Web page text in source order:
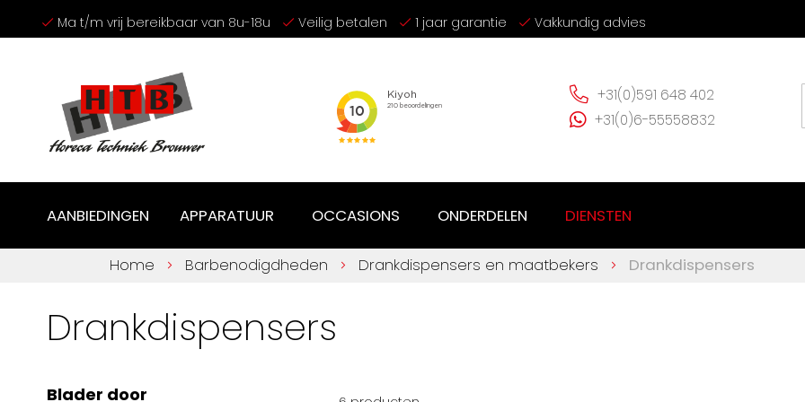
Ga
naar
Ma t/m vrij bereikbaar van 8u-18u Veilig betalen 1 jaar garantie Vakkundig advies
+31(0)591 648 402
+31(0)6-55558832
AANBIEDINGEN APPARATUUR OCCASIONS ONDERDELEN DIENSTEN
Home Barbenodigdheden Drankdispensers en maatbekers Drankdispensers
Drankdispensers
Blader door